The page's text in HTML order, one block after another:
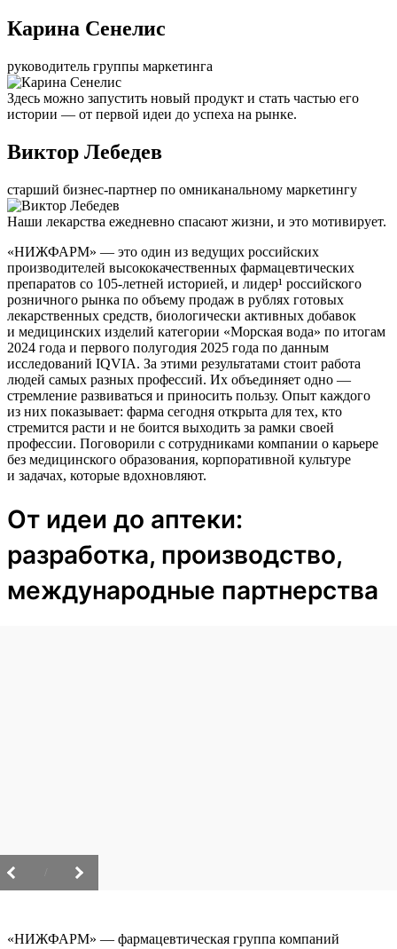
Карина Сенелис
руководитель группы маркетинга
Здесь можно запустить новый продукт и стать частью его
истории — от первой идеи до успеха на рынке.
Виктор Лебедев
старший бизнес-партнер по омниканальному маркетингу
Наши лекарства ежедневно спасают жизни, и это мотивирует.
«НИЖФАРМ» — это один из ведущих российских
производителей высококачественных фармацевтических
препаратов со 105-летней историей, и лидер¹ российского
розничного рынка по объему продаж в рублях готовых
лекарственных средств, биологически активных добавок
и медицинских изделий категории «Морская вода» по итогам
2024 года и первого полугодия 2025 года по данным
исследований IQVIA. За этими результатами стоит работа
людей самых разных профессий. Их объединяет одно —
стремление развиваться и приносить пользу. Опыт каждого
из них показывает: фарма сегодня открыта для тех, кто
стремится расти и не боится выходить за рамки своей
профессии. Поговорили с сотрудниками компании о карьере
без медицинского образования, корпоративной культуре
и задачах, которые вдохновляют.
От идеи до аптеки:
разработка, производство,
международные партнерства
«НИЖФАРМ» — фармацевтическая группа компаний